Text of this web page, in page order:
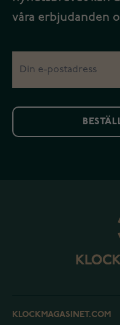
våra erbjudanden
KLOCKMAGASINET.COM